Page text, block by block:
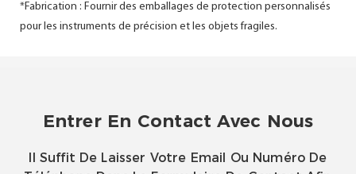
*Fabrication : Fournir des emballages de protection personnalisés
pour les instruments de précision et les objets fragiles.
Entrer En Contact Avec Nous
Il Suffit De Laisser Votre Email Ou Numéro De